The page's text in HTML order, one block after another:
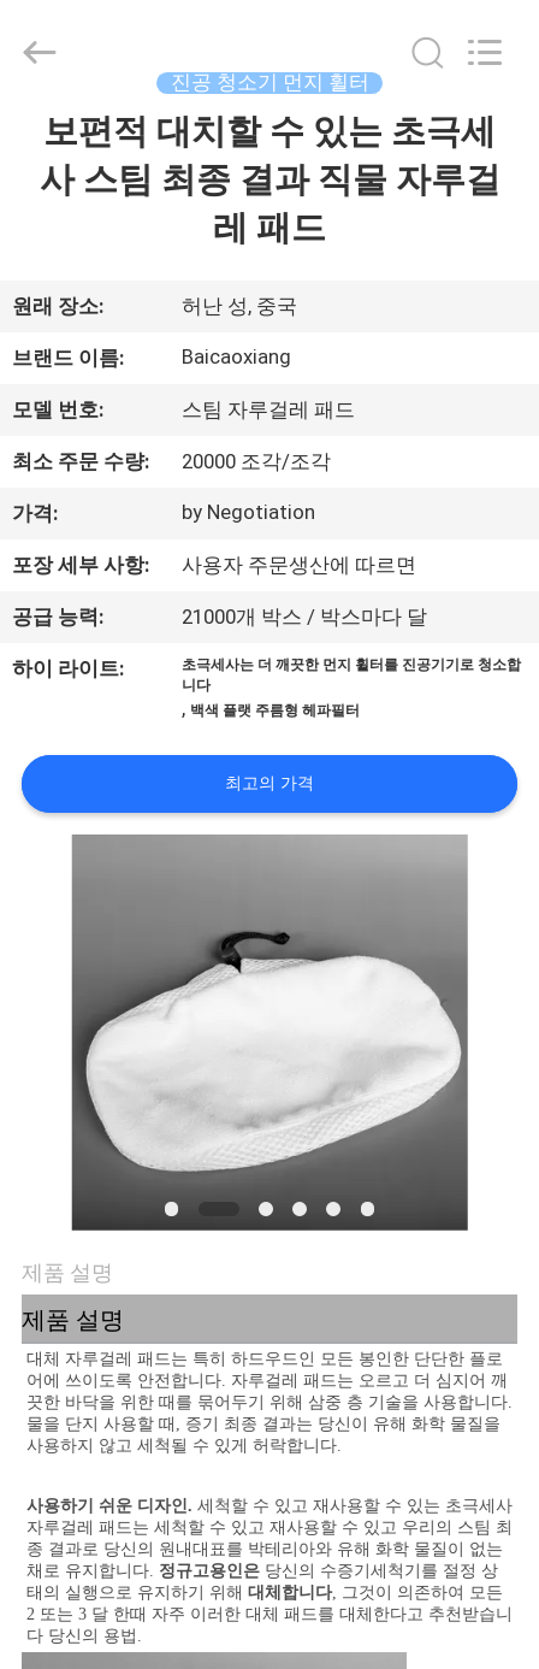
우
리
에
공
여
행
세
요
인
용
문
을
요
구
Toyeen
Biotech
Reserved.
진공 청소기 먼지 휠터
보편적 대치할 수 있는 초극세
사 스팀 최종 결과 직물 자루걸
레 패드
원래 장소: 허난 성, 중국
브랜드 이름: Baicaoxiang
모델 번호: 스팀 자루걸레 패드
최소 주문 수량: 20000 조각/조각
가격: by Negotiation
포장 세부 사항: 사용자 주문생산에 따르면
공급 능력: 21000개 박스 / 박스마다 달
하이 라이트:
초극세사는 더 깨끗한 먼지 휠터를 진공기기로 청소합
니다
, 백색 플랫 주름형 헤파필터
최고의 가격
제품 설명
제품 설명
대체 자루걸레 패드는 특히 하드우드인 모든 봉인한 단단한 플로
어에 쓰이도록 안전합니다. 자루걸레 패드는 오르고 더 심지어 깨
끗한 바닥을 위한 때를 묶어두기 위해 삼중 층 기술을 사용합니다.
물을 단지 사용할 때, 증기 최종 결과는 당신이 유해 화학 물질을
사용하지 않고 세척될 수 있게 허락합니다.
사용하기 쉬운 디자인. 세척할 수 있고 재사용할 수 있는 초극세사
자루걸레 패드는 세척할 수 있고 재사용할 수 있고 우리의 스팀 최
종 결과로 당신의 원내대표를 박테리아와 유해 화학 물질이 없는
채로 유지합니다. 정규고용인은 당신의 수증기세척기를 절정 상
태의 실행으로 유지하기 위해 대체합니다, 그것이 의존하여 모든
2 또는 3 달 한때 자주 이러한 대체 패드를 대체한다고 추천받습니
다 당신의 용법.